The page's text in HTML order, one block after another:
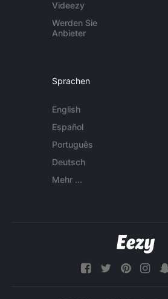
Videezy
Werden Sie
Anbieter
Sprachen
English
Español
Português
Deutsch
Mehr ...